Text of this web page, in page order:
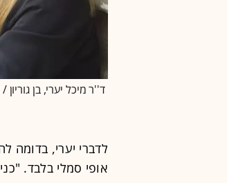
ד''ר מיכל יערי, בן
לדברי יערי, בדומה
אופי סמלי בלבד.